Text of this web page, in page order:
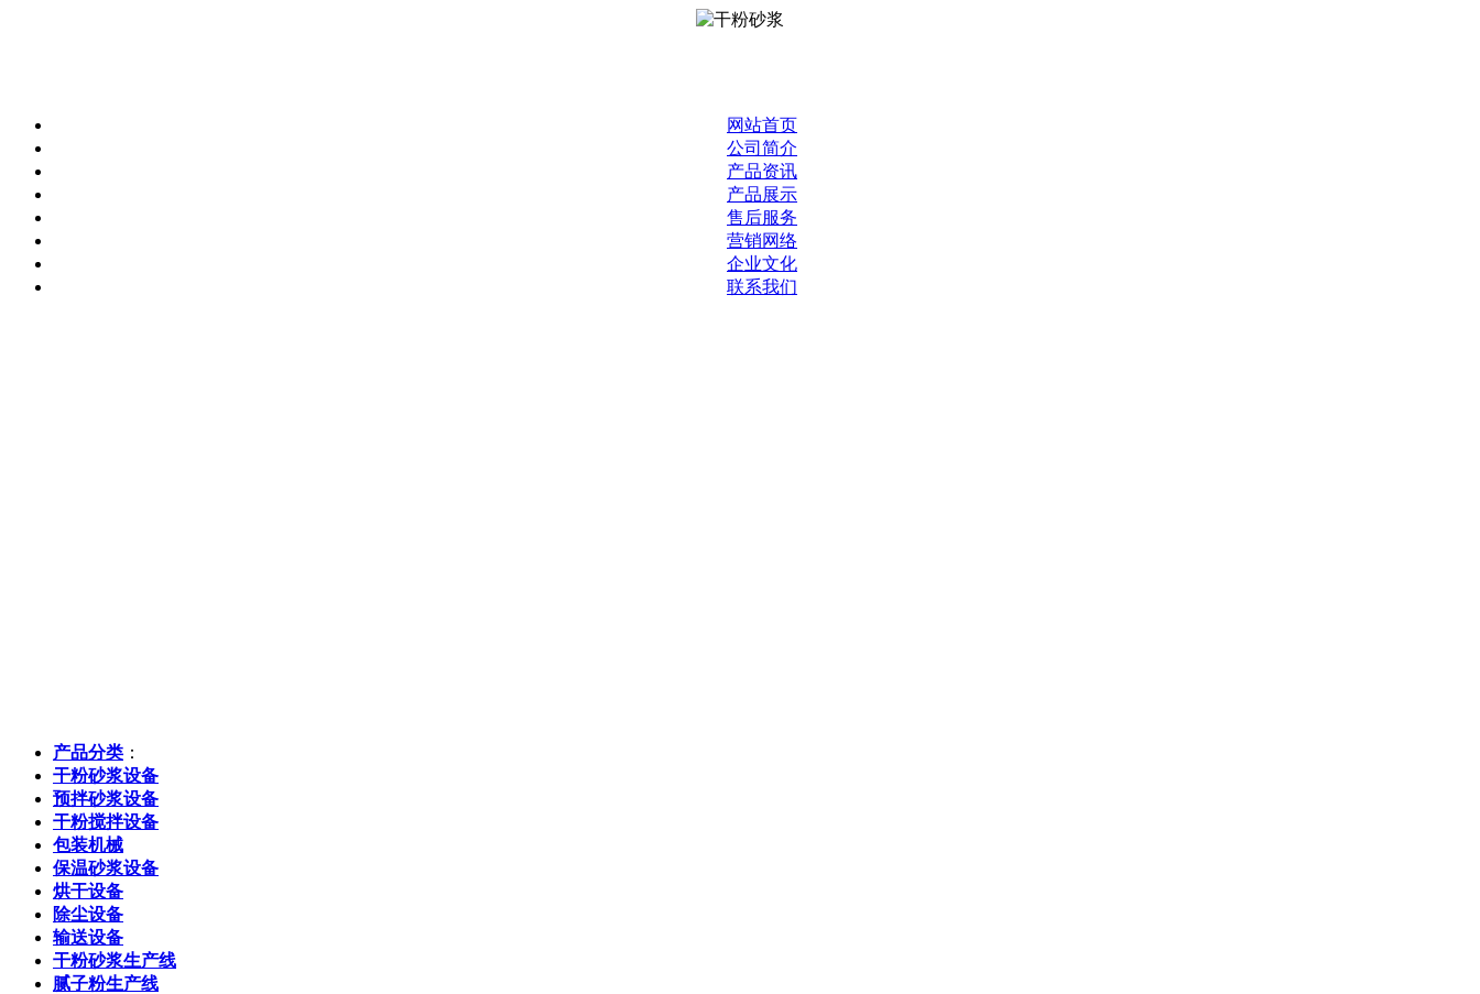
网站首页
公司简介
产品资讯
产品展示
售后服务
营销网络
企业文化
联系我们
产品分类 ：
干粉砂浆设备
预拌砂浆设备
干粉搅拌设备
包装机械
保温砂浆设备
烘干设备
除尘设备
输送设备
干粉砂浆生产线
腻子粉生产线